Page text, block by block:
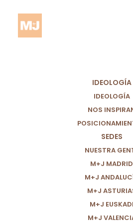
IDEOLOGÍA
IDEOLOGÍA
NOS
SEDES
NUESTRA
M+J MADRID
M+J
M+J
M+J EUSKADI
M+J
M+J